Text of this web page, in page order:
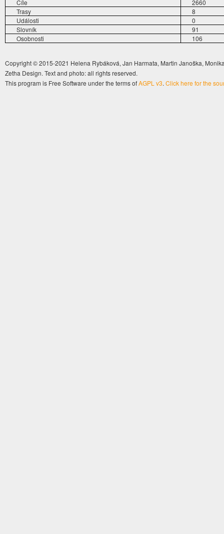
Cíle
2660
Trasy
8
Události
0
Slovník
91
Osobnosti
106
Copyright © 2015-2021 Helena Rybáková, Jan Harmata, Martin Janoška,
Zetha Design. Text and photo: all rights reserved.
This program is Free Software under the terms ofAGPL v3. Click here for the